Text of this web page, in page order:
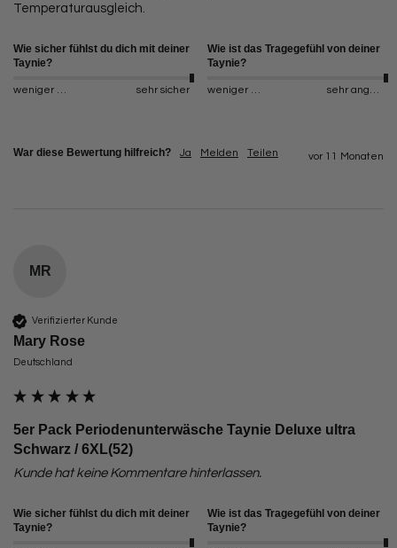
Temperaturausgleich.
Wie sicher fühlst du dich mit deiner
Taynie?
weniger sicher sehr sicher
Wie ist das Tragegefühl von deiner
Taynie?
weniger angenehm sehr angenehm
War diese Bewertung hilfreich? Ja Melden Teilen vor 11 Monaten
MR
Verifizierter Kunde
Mary Rose
Deutschland
5er Pack Periodenunterwäsche Taynie Deluxe ultra
Schwarz / 6XL(52)
Kunde hat keine Kommentare hinterlassen.
Wie sicher fühlst du dich mit deiner
Taynie?
Wie ist das Tragegefühl von deiner
Taynie?